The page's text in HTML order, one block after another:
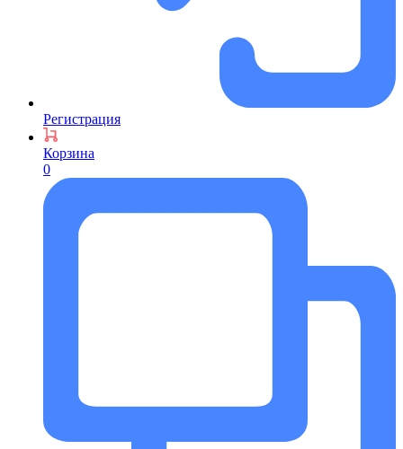
Регистрация
Корзина
0